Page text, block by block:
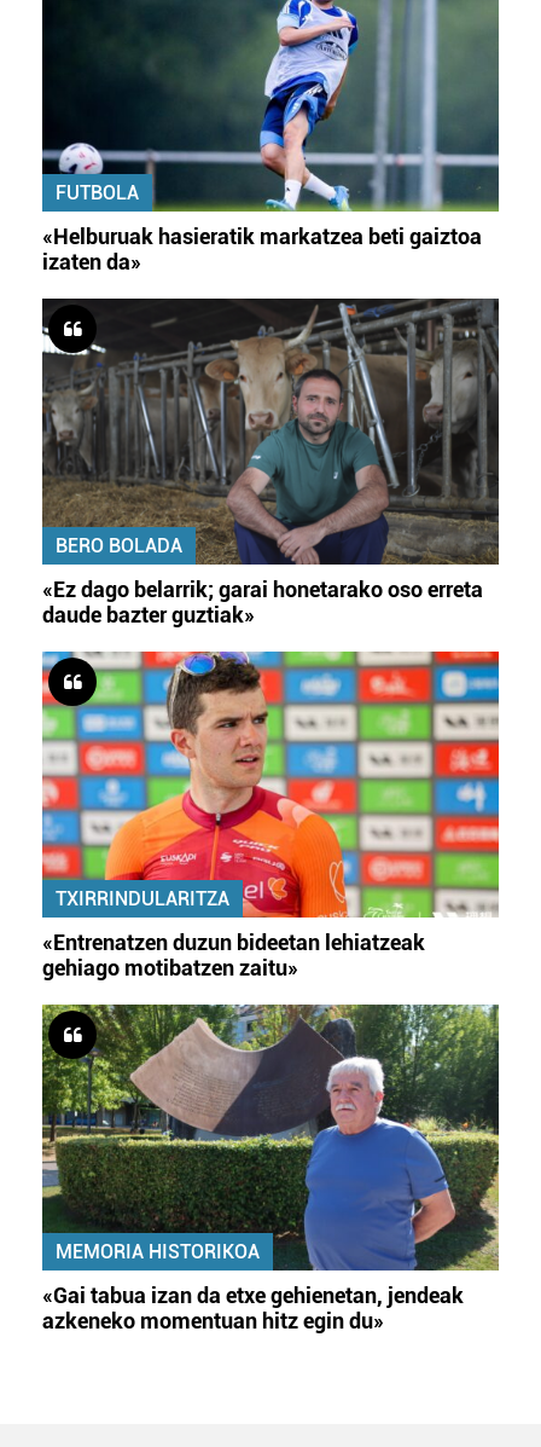
FUTBOLA
«Helburuak hasieratik markatzea beti gaiztoa
izaten da»
BERO BOLADA
«Ez dago belarrik; garai honetarako oso erreta
daude bazter guztiak»
TXIRRINDULARITZA
«Entrenatzen duzun bideetan lehiatzeak
gehiago motibatzen zaitu»
MEMORIA HISTORIKOA
«Gai tabua izan da etxe gehienetan, jendeak
azkeneko momentuan hitz egin du»